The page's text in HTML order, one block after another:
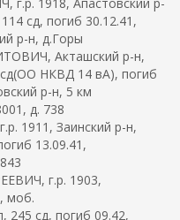
сд, погиб 30.12.41,
р-н, д.Горы
Акташский р-н,
НКВД 14 вА), погиб
р-н, 5 км
д. 738
1911, Заинский р-н,
13.09.41,
г.р. 1903,
моб.
245 сд, погиб 09.42,